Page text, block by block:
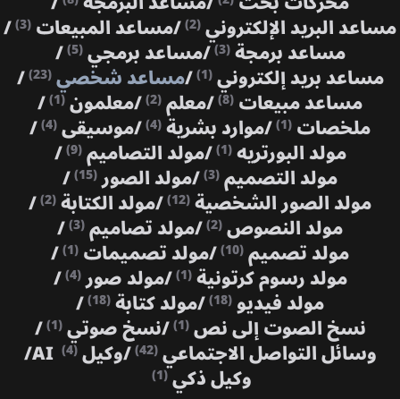
مساعد البريد الإلكتروني(2)
/مساعد المبيعات (3)
/
مساعد برمجة(3)
/مساعد برمجي(5)
/
مساعد بريد إلكتروني(1)
/مساعد شخصي(23)
/
مساعد مبيعات (8)
/معلم(2)
/معلمون(1)
/
ملخصات (1)
/موارد بشرية(4)
/موسيقى(4)
/
مولد البورتريه(1)
/مولد التصاميم(9)
/
مولد التصميم(3)
/مولد الصور(15)
/
مولد الصور الشخصية(12)
/مولد الكتابة(2)
/
مولد النصوص(2)
/مولد تصاميم(3)
/
مولد تصميم(10)
/مولد تصميمات (1)
/
مولد رسوم كرتونية(1)
/مولد صور(4)
/
مولد فيديو(18)
/مولد كتابة(18)
/
نسخ الصوت إلى نص(1)
/نسخ صوتي(1)
/
وسائل التواصل الاجتماعي(42)
/وكيل AI(4)
/
وكيل ذكي(1)